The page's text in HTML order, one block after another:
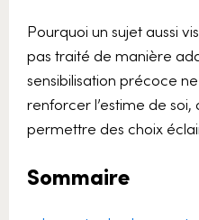
Pourquoi un sujet aussi
pas traité de manière
sensibilisation précoce
renforcer l’estime de
permettre des choix
Sommaire